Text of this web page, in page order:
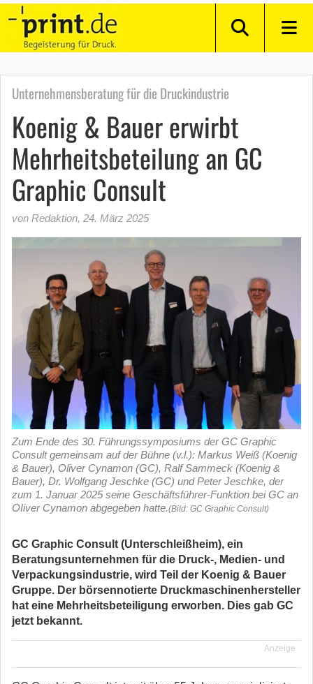
Unternehmensberatung für die Druckindustrie
Koenig & Bauer erwirbt
Mehrheitsbeteilung an GC
Graphic Consult
von Redaktion, 24. März 2025
Zum Ende des 30. Führungssymposiums der GC Graphic
Consult gemeinsam auf der Bühne (v.l.): Markus Weiß (Koenig
& Bauer), Oliver Cynamon (GC), Ralf Sammeck (Koenig &
Bauer), Dr. Wolfgang Jeschke (GC) und Peter Jeschke, der
zum 1. Januar 2025 seine Geschäftsführer-Funktion bei GC an
OIiver Cynamon abgegeben hatte.(Bild: GC Graphic Consult)
GC Graphic Consult (Unterschleißheim), ein
Beratungsunternehmen für die Druck-, Medien- und
Verpackungsindustrie, wird Teil der Koenig & Bauer
Gruppe. Der börsennotierte Druckmaschinenhersteller
hat eine Mehrheitsbeteiligung erworben. Dies gab GC
jetzt bekannt.
Anzeige